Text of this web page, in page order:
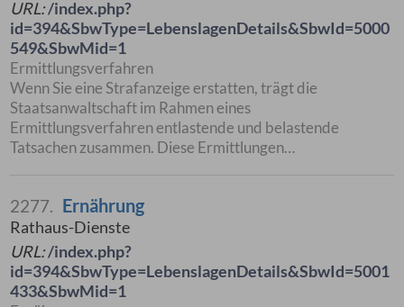
URL:/index.php?
id=394&SbwType=LebenslagenDetails&SbwId=5000
549&SbwMid=1
Ermittlungsverfahren
Wenn Sie eine Strafanzeige erstatten, trägt die
Staatsanwaltschaft im Rahmen eines
Ermittlungsverfahren entlastende und belastende
Tatsachen zusammen. Diese Ermittlungen…
2277. Ernährung
Rathaus-Dienste
URL:/index.php?
id=394&SbwType=LebenslagenDetails&SbwId=5001
433&SbwMid=1